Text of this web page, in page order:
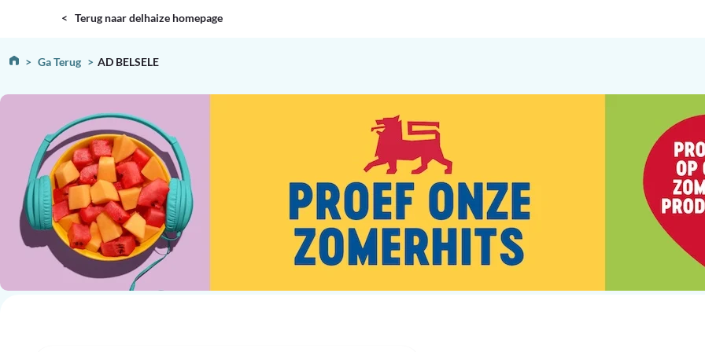
< Terug naar delhaize homepage
Ga Terug AD BELSELE